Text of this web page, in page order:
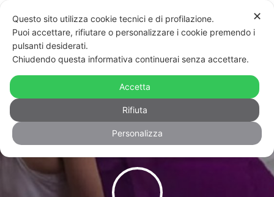
“Arcilesbica fuori dall’Arci”, la raccolta
di firme per l’espulsione dalla
federazione
✕
Questo sito utilizza cookie tecnici e di profilazione.
Puoi accettare, rifiutare o personalizzare i cookie premendo i
pulsanti desiderati.
Chiudendo questa informativa continuerai senza accettare.
Accetta
Rifiuta
Personalizza